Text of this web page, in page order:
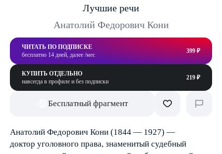
Лучшие речи
Анатолий Федорович Кони
ЧИТАТЬ ПО ПОДПИСКЕ
бесплатно 14 дней, далее /мес
399 ₽
КУПИТЬ ОТДЕЛЬНО
навсегда в профиле и без подписки
219 ₽
Бесплатный фрагмент
Анатолий Федорович Кони (1844 — 1927) —
доктор уголовного права, знаменитый судебный